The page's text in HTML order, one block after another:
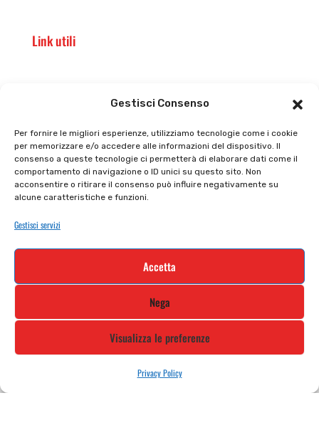
Gestisci Consenso
Per fornire le migliori esperienze, utilizziamo tecnologie come i cookie
per memorizzare e/o accedere alle informazioni del dispositivo. Il
consenso a queste tecnologie ci permetterà di elaborare dati come il
comportamento di navigazione o ID unici su questo sito. Non
acconsentire o ritirare il consenso può influire negativamente su
alcune caratteristiche e funzioni.
Gestisci servizi
Accetta
Nega
Visualizza le preferenze
Privacy Policy
Link utili
Privacy policy
Cookie policy
Tutti prodotti
Termini e condizioni
Iscriviti alla nostra newsletter e rimani